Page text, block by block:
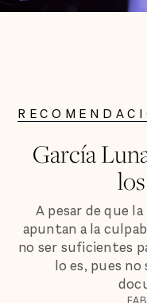
García
A pesar de que
apuntan a la
no ser suficientes
lo es, pues